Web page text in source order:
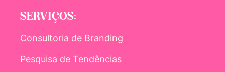
SERVIÇOS:
Consultoria de Branding
Pesquisa de Tendências